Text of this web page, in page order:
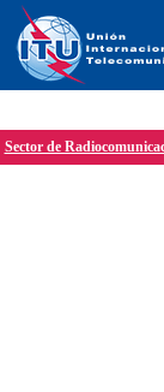
Sector de